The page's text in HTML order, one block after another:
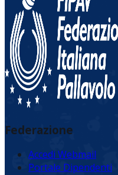
Federazione
Accedi Webmail
Portale Dipendenti